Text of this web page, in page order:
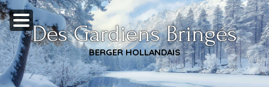
Des Gardiens Bringés
BERGER HOLLANDAIS